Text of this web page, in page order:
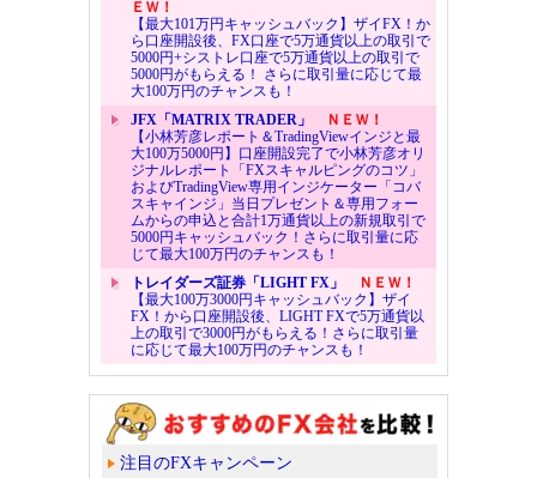
ＥＷ！
【最大101万円キャッシュバック】ザイFX！か
ら口座開設後、FX口座で5万通貨以上の取引で
5000円+シストレ口座で5万通貨以上の取引で
5000円がもらえる！ さらに取引量に応じて最
大100万円のチャンスも！
JFX「MATRIX TRADER」
ＮＥＷ！
【小林芳彦レポート＆TradingViewインジと最
大100万5000円】口座開設完了で小林芳彦オリ
ジナルレポート「FXスキャルピングのコツ」
およびTradingView専用インジケーター「コバ
スキャインジ」当日プレゼント＆専用フォー
ムからの申込と合計1万通貨以上の新規取引で
5000円キャッシュバック！さらに取引量に応
じて最大100万円のチャンスも！
トレイダーズ証券「LIGHT FX」
ＮＥＷ！
【最大100万3000円キャッシュバック】ザイ
FX！から口座開設後、LIGHT FXで5万通貨以
上の取引で3000円がもらえる！さらに取引量
に応じて最大100万円のチャンスも！
注目のFXキャンペーン